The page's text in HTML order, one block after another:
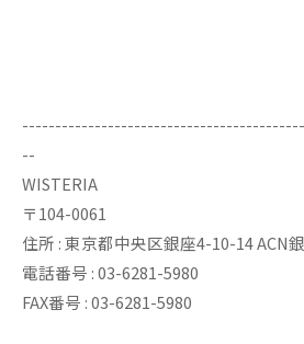
--
WISTERIA
〒104-0061
住所 : 東京都中央区銀座4-10-14 ACN
電話番号 : 03-6281-5980
FAX番号 : 03-6281-5980